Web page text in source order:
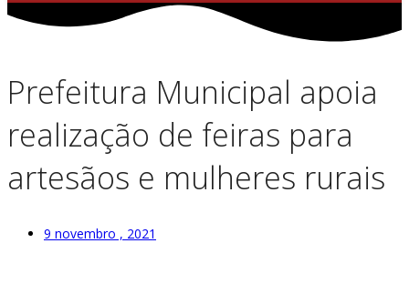
Prefeitura Municipal apoia
realização de feiras para
artesãos e mulheres rurais
9 novembro , 2021